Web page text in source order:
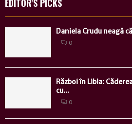
EDITOR'S PICKS
Daniela Crudu neagă
0
Război în Libia:
cu...
0